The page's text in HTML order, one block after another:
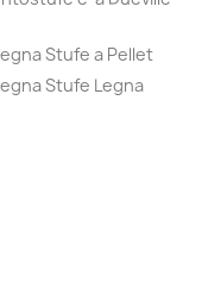
Stufe a Pellet
Stufe Legna